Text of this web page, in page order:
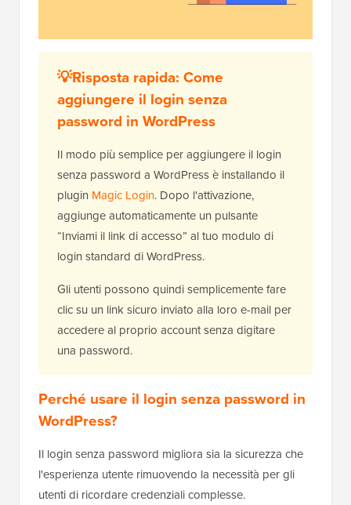
💡Risposta rapida: Come
aggiungere il login senza
password in WordPress
Il modo più semplice per aggiungere il login
senza password a WordPress è installando il
plugin Magic Login. Dopo l'attivazione,
aggiunge automaticamente un pulsante
“Inviami il link di accesso” al tuo modulo di
login standard di WordPress.
Gli utenti possono quindi semplicemente fare
clic su un link sicuro inviato alla loro e-mail per
accedere al proprio account senza digitare
una password.
Perché usare il login senza password in
WordPress?
Il login senza password migliora sia la sicurezza che
l'esperienza utente rimuovendo la necessità per gli
utenti di ricordare credenziali complesse.